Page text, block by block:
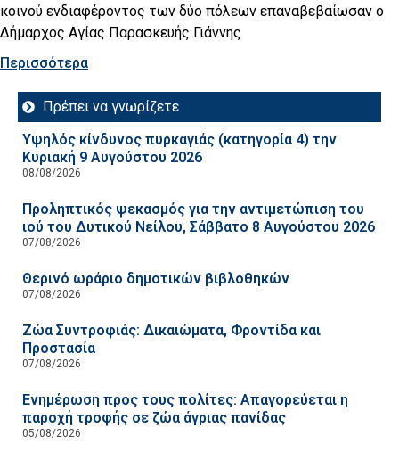
κοινού ενδιαφέροντος των δύο πόλεων επαναβεβαίωσαν ο
Δήμαρχος Αγίας Παρασκευής Γιάννης
Περισσότερα
Πρέπει να γνωρίζετε
Υψηλός κίνδυνος πυρκαγιάς (κατηγορία 4) την
Κυριακή 9 Αυγούστου 2026
08/08/2026
Προληπτικός ψεκασμός για την αντιμετώπιση του
ιού του Δυτικού Νείλου, Σάββατο 8 Αυγούστου 2026
07/08/2026
Θερινό ωράριο δημοτικών βιβλοθηκών
07/08/2026
Ζώα Συντροφιάς: Δικαιώματα, Φροντίδα και
Προστασία
07/08/2026
Ενημέρωση προς τους πολίτες: Απαγορεύεται η
παροχή τροφής σε ζώα άγριας πανίδας
05/08/2026